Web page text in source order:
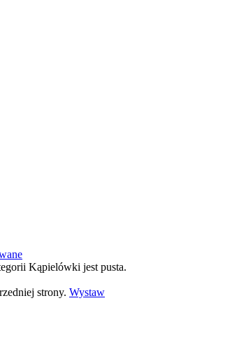
Kąpielówki jest pusta.
strony. Wystaw